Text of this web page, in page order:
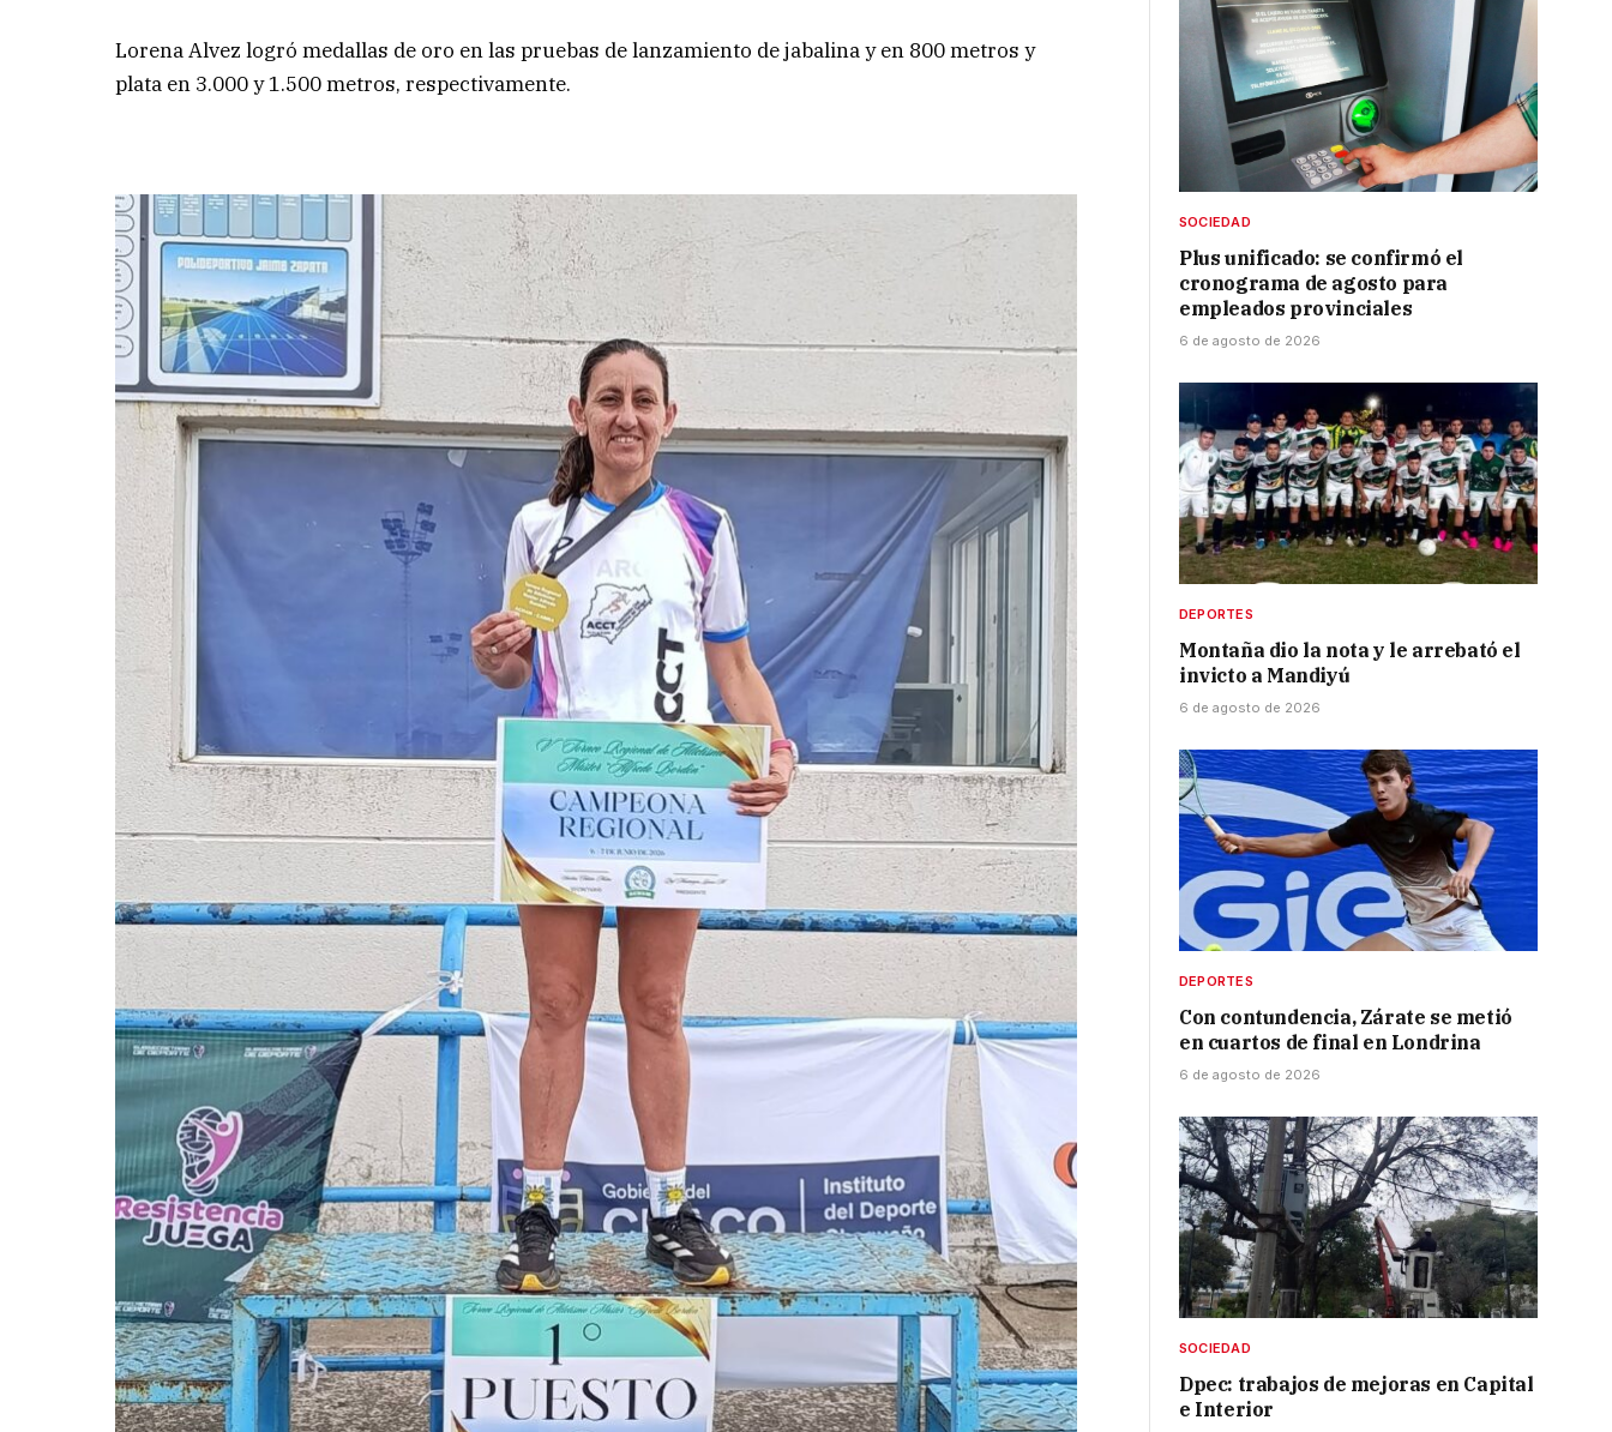
Lorena Alvez logró medallas de oro en las pruebas de lanzamiento de jabalina y en 800 metros y
plata en 3.000 y 1.500 metros, respectivamente.
SOCIEDAD
Plus unificado: se confirmó el
cronograma de agosto para
empleados provinciales
6 de agosto de 2026
DEPORTES
Montaña dio la nota y le arrebató el
invicto a Mandiyú
6 de agosto de 2026
DEPORTES
Con contundencia, Zárate se metió
en cuartos de final en Londrina
6 de agosto de 2026
SOCIEDAD
Dpec: trabajos de mejoras en Capital
e Interior